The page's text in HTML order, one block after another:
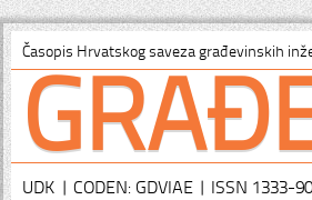
Časopis Hrvatskog saveza građevinskih
UDK | CODEN: GDVIAE | ISSN 1333-